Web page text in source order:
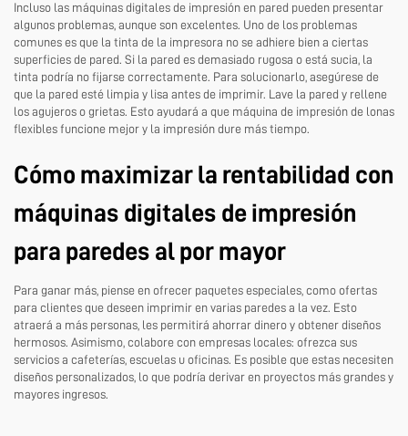
Incluso las máquinas digitales de impresión en pared pueden presentar
algunos problemas, aunque son excelentes. Uno de los problemas
comunes es que la tinta de la impresora no se adhiere bien a ciertas
superficies de pared. Si la pared es demasiado rugosa o está sucia, la
tinta podría no fijarse correctamente. Para solucionarlo, asegúrese de
que la pared esté limpia y lisa antes de imprimir. Lave la pared y rellene
los agujeros o grietas. Esto ayudará a que máquina de impresión de lonas
flexibles funcione mejor y la impresión dure más tiempo.
Cómo maximizar la rentabilidad con
máquinas digitales de impresión
para paredes al por mayor
Para ganar más, piense en ofrecer paquetes especiales, como ofertas
para clientes que deseen imprimir en varias paredes a la vez. Esto
atraerá a más personas, les permitirá ahorrar dinero y obtener diseños
hermosos. Asimismo, colabore con empresas locales: ofrezca sus
servicios a cafeterías, escuelas u oficinas. Es posible que estas necesiten
diseños personalizados, lo que podría derivar en proyectos más grandes y
mayores ingresos.